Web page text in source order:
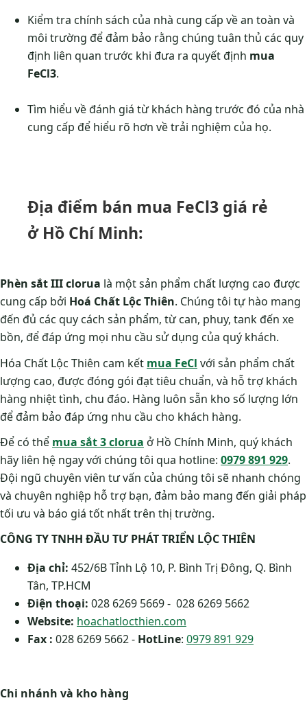
Kiểm tra chính sách của nhà cung cấp về an toàn và
môi trường để đảm bảo rằng chúng tuân thủ các quy
định liên quan trước khi đưa ra quyết định mua
FeCl3.
Tìm hiểu về đánh giá từ khách hàng trước đó của nhà
cung cấp để hiểu rõ hơn về trải nghiệm của họ.
Địa điểm bán mua FeCl3 giá rẻ
ở Hồ Chí Minh:
Phèn sắt III clorua là một sản phẩm chất lượng cao được
cung cấp bởi Hoá Chất Lộc Thiên. Chúng tôi tự hào mang
đến đủ các quy cách sản phẩm, từ can, phuy, tank đến xe
bồn, để đáp ứng mọi nhu cầu sử dụng của quý khách.
Hóa Chất Lộc Thiên cam kết mua FeCl với sản phẩm chất
lượng cao, được đóng gói đạt tiêu chuẩn, và hỗ trợ khách
hàng nhiệt tình, chu đáo. Hàng luôn sẵn kho số lượng lớn
để đảm bảo đáp ứng nhu cầu cho khách hàng.
Để có thể mua sắt 3 clorua ở Hồ Chính Minh, quý khách
hãy liên hệ ngay với chúng tôi qua hotline: 0979 891 929.
Đội ngũ chuyên viên tư vấn của chúng tôi sẽ nhanh chóng
và chuyên nghiệp hỗ trợ bạn, đảm bảo mang đến giải pháp
tối ưu và báo giá tốt nhất trên thị trường.
CÔNG TY TNHH ĐẦU TƯ PHÁT TRIỂN LỘC THIÊN
Địa chỉ: 452/6B Tỉnh Lộ 10, P. Bình Trị Đông, Q. Bình
Tân, TP.HCM
Điện thoại: 028 6269 5669 - 028 6269 5662
Website: hoachatlocthien.com
Fax : 028 6269 5662 - HotLine: 0979 891 929
Chi nhánh và kho hàng